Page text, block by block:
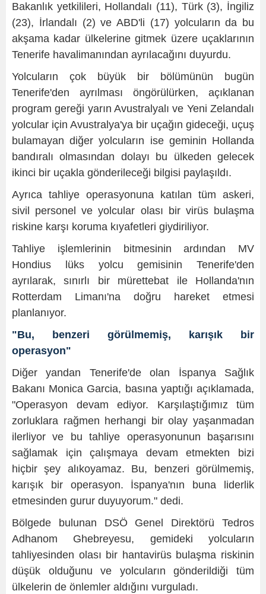
Bakanlık yetkilileri, Hollandalı (11), Türk (3), İngiliz
(23), İrlandalı (2) ve ABD'li (17) yolcuların da bu
akşama kadar ülkelerine gitmek üzere uçaklarının
Tenerife havalimanından ayrılacağını duyurdu.
Yolcuların çok büyük bir bölümünün bugün
Tenerife'den ayrılması öngörülürken, açıklanan
program gereği yarın Avustralyalı ve Yeni Zelandalı
yolcular için Avustralya'ya bir uçağın gideceği, uçuş
bulamayan diğer yolcuların ise geminin Hollanda
bandıralı olmasından dolayı bu ülkeden gelecek
ikinci bir uçakla gönderileceği bilgisi paylaşıldı.
Ayrıca tahliye operasyonuna katılan tüm askeri,
sivil personel ve yolcular olası bir virüs bulaşma
riskine karşı koruma kıyafetleri giydiriliyor.
Tahliye işlemlerinin bitmesinin ardından MV
Hondius lüks yolcu gemisinin Tenerife'den
ayrılarak, sınırlı bir mürettebat ile Hollanda'nın
Rotterdam Limanı'na doğru hareket etmesi
planlanıyor.
"Bu, benzeri görülmemiş, karışık bir
operasyon"
Diğer yandan Tenerife'de olan İspanya Sağlık
Bakanı Monica Garcia, basına yaptığı açıklamada,
"Operasyon devam ediyor. Karşılaştığımız tüm
zorluklara rağmen herhangi bir olay yaşanmadan
ilerliyor ve bu tahliye operasyonunun başarısını
sağlamak için çalışmaya devam etmekten bizi
hiçbir şey alıkoyamaz. Bu, benzeri görülmemiş,
karışık bir operasyon. İspanya'nın buna liderlik
etmesinden gurur duyuyorum." dedi.
Bölgede bulunan DSÖ Genel Direktörü Tedros
Adhanom Ghebreyesu, gemideki yolcuların
tahliyesinden olası bir hantavirüs bulaşma riskinin
düşük olduğunu ve yolcuların gönderildiği tüm
ülkelerin de önlemler aldığını vurguladı.